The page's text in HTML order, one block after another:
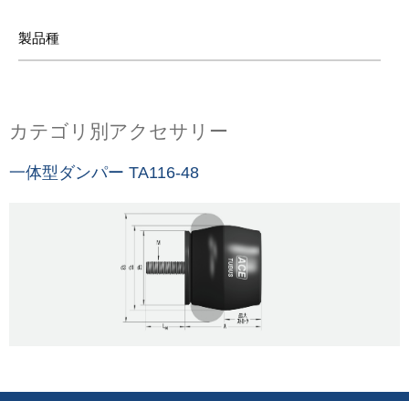
製品種
カテゴリ別アクセサリー
一体型ダンパー TA116-48